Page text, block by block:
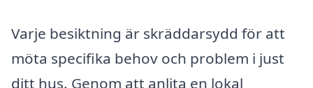
Varje besiktning är skräddarsydd för att
möta specifika behov och problem i just
ditt hus. Genom att anlita en lokal